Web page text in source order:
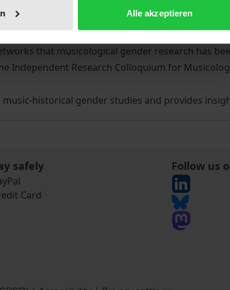
Alle akzeptieren
which also has a political dimension in the field
that musicological gender research has
Independent Research Colloquium for
historical gender studies and provides
safely
Card
Follow us